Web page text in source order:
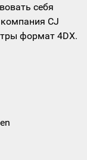
себя
CJ
формат 4DX.